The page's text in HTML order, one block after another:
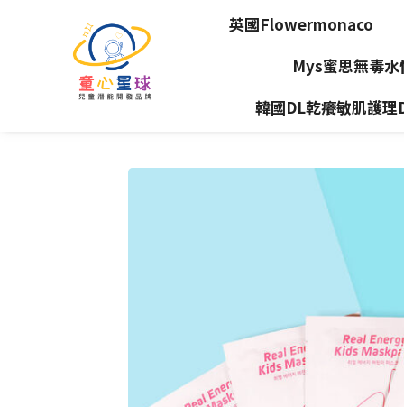
英國Flowermonaco
Mys蜜思無毒
韓國DL乾癢敏肌護